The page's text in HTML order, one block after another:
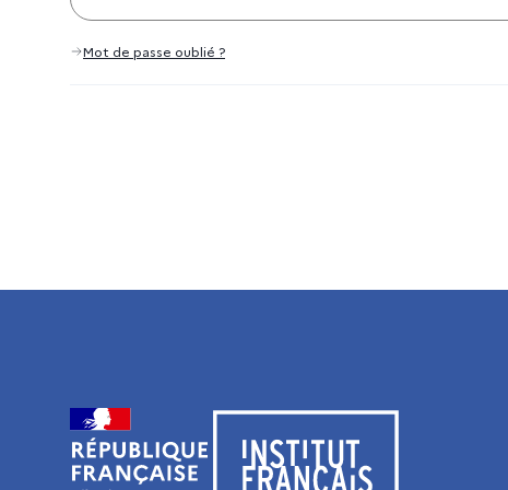
Mot de passe oublié ?
Visiter le site de l’Institut français